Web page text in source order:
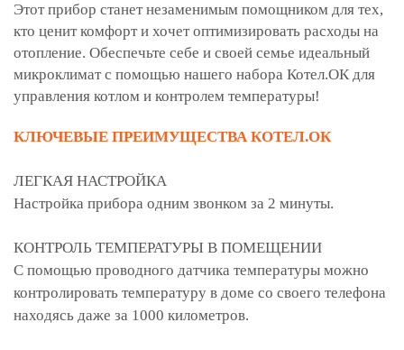
Этот прибор станет незаменимым помощником для тех,
кто ценит комфорт и хочет оптимизировать расходы на
отопление. Обеспечьте себе и своей семье идеальный
микроклимат с помощью нашего набора Котел.ОК для
управления котлом и контролем температуры!
КЛЮЧЕВЫЕ ПРЕИМУЩЕСТВА КОТЕЛ.ОК
ЛЕГКАЯ НАСТРОЙКА
Настройка прибора одним звонком за 2 минуты.
КОНТРОЛЬ ТЕМПЕРАТУРЫ В ПОМЕЩЕНИИ
С помощью проводного датчика температуры можно
контролировать температуру в доме со своего телефона
находясь даже за 1000 километров.